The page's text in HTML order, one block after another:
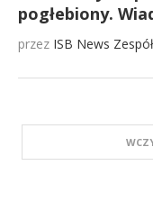
pogłebiony.
przez ISB News